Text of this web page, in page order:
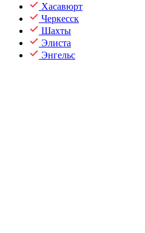
Хасавюрт
Черкесск
Шахты
Элиста
Энгельс